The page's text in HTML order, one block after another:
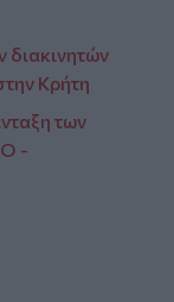
διακινητών
Κρήτη
των
-